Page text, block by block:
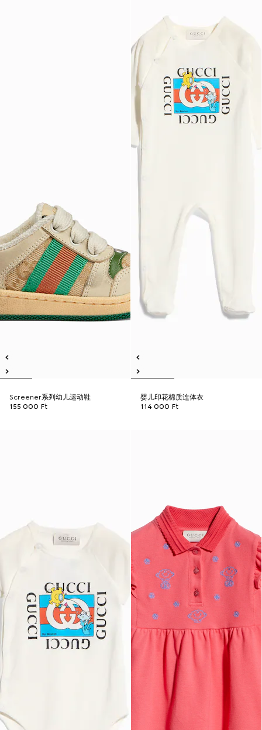
Screener系列幼儿运动鞋
155 000 Ft
婴儿印花棉质连体衣
114 000 Ft